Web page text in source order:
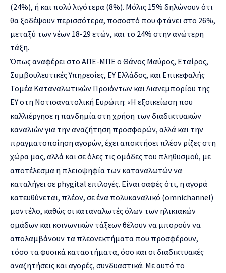
(24%), ή και πολύ λιγότερα (8%). Μόλις 15% δηλώνουν ότι
θα ξοδέψουν περισσότερα, ποσοστό που φτάνει στο 26%,
μεταξύ των νέων 18-29 ετών, και το 24% στην ανώτερη
τάξη.
Όπως αναφέρει στο ΑΠΕ-ΜΠΕ ο Θάνος Μαύρος, Εταίρος,
Συμβουλευτικές Υπηρεσίες, EY Ελλάδος, και Επικεφαλής
Τομέα Καταναλωτικών Προϊόντων και Λιανεμπορίου της
EY στη Νοτιοανατολική Ευρώπη: «Η εξοικείωση που
καλλιέργησε η πανδημία στη χρήση των διαδικτυακών
καναλιών για την αναζήτηση προσφορών, αλλά και την
πραγματοποίηση αγορών, έχει αποκτήσει πλέον ρίζες στη
χώρα μας, αλλά και σε όλες τις ομάδες του πληθυσμού, με
αποτέλεσμα η πλειοψηφία των καταναλωτών να
καταλήγει σε phygital επιλογές. Είναι σαφές ότι, η αγορά
κατευθύνεται, πλέον, σε ένα πολυκαναλικό (omnichannel)
μοντέλο, καθώς οι καταναλωτές όλων των ηλικιακών
ομάδων και κοινωνικών τάξεων θέλουν να μπορούν να
απολαμβάνουν τα πλεονεκτήματα που προσφέρουν,
τόσο τα φυσικά καταστήματα, όσο και οι διαδικτυακές
αναζητήσεις και αγορές, συνδυαστικά. Με αυτό το